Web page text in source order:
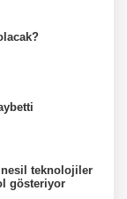
teknolojiler
gösteriyor